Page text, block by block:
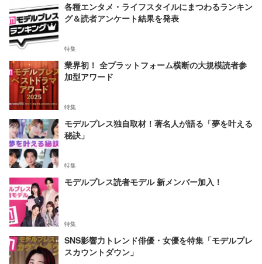
各種エンタメ・ライフスタイルにまつわるランキン
グ＆読者アンケート結果を発表
特集
業界初！ 全プラットフォーム横断の大規模読者参
加型アワード
特集
モデルプレス独自取材！著名人が語る「夢を叶える
秘訣」
特集
モデルプレス読者モデル 新メンバー加入！
特集
SNS影響力トレンド俳優・女優を特集「モデルプレ
スカウントダウン」